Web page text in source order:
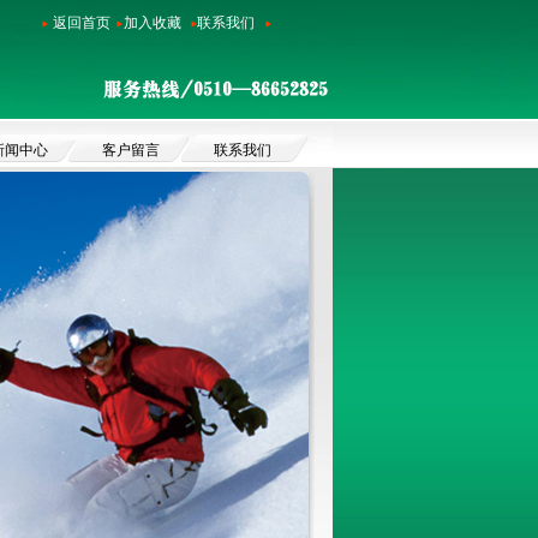
返回首页 加入收藏 联系我们
闻中心 客户留言 联系我们